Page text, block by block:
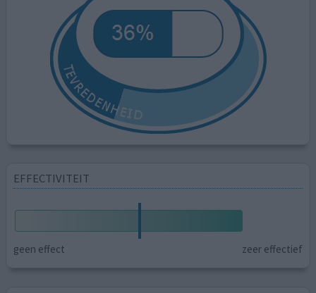
EFFECTIVITEIT
geen effect zeer effectief